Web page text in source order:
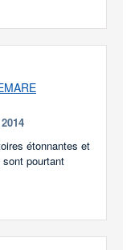
2014
étonnantes et
pourtant